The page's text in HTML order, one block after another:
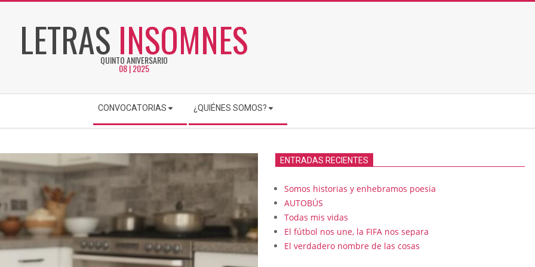
LETRAS INSOMNES
QUINTO ANIVERSARIO
08 | 2025
CONVOCATORIAS ¿QUIÉNES SOMOS?
ENTRADAS RECIENTES
Somos historias y enhebramos poesia
AUTOBÚS
Todas mis vidas
El fútbol nos une, la FIFA nos separa
El verdadero nombre de las cosas